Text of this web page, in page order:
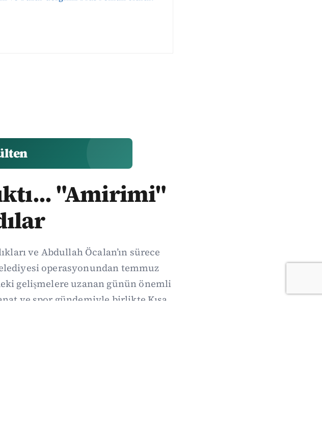
"Amirimi"
ve Abdullah Öcalan’ın sürece
operasyonundan temmuz
gelişmelere uzanan günün önemli
ve spor gündemiyle birlikte Kısa